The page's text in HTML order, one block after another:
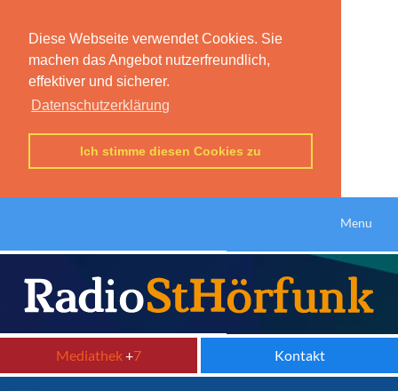
Diese Webseite verwendet Cookies. Sie
machen das Angebot nutzerfreundlich,
effektiver und sicherer.
Datenschutzerklärung
Ich stimme diesen Cookies zu
Menu
Mediathek+7 Kontakt